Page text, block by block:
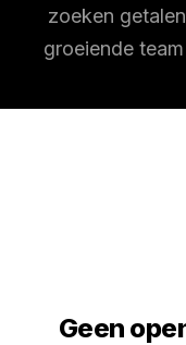
zoeken
groeiende
Geen